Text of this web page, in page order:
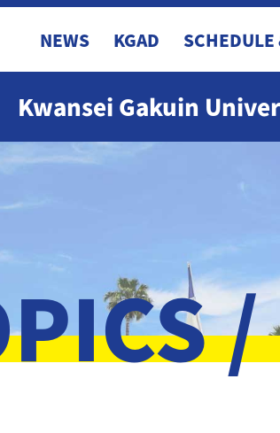
NEWS KGAD SCHEDULE
Kwansei Gakuin